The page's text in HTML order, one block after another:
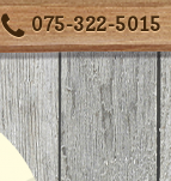
075-322-5015